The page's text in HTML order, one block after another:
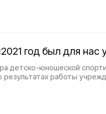
год был для
детско-юношеской
результатах работы